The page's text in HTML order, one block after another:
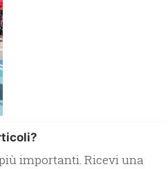
importanti. Ricevi una